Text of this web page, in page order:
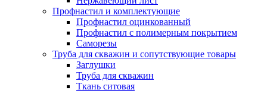
Профнастил и комплектующие
Профнастил оцинкованный
Профнастил с полимерным покрытием
Саморезы
Труба для скважин и сопутствующие товары
Заглушки
Труба для скважин
Ткань ситовая